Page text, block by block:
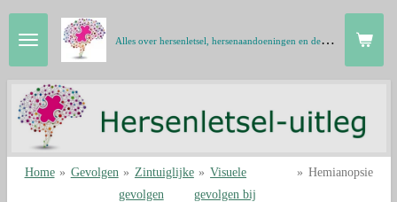
Ga
direct
naar
hoofdinhoud
A
lles over hersenletsel, hersenaandoeningen en de hersenen in gewone taal
Home » Gevolgen » Zintuiglijke
gevolgen
» Visuele
gevolgen bij
» Hemianopsie